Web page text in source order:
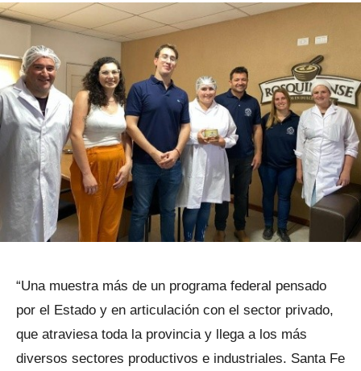
“Una muestra más de un programa federal pensado
por el Estado y en articulación con el sector privado,
que atraviesa toda la provincia y llega a los más
diversos sectores productivos e industriales. Santa Fe